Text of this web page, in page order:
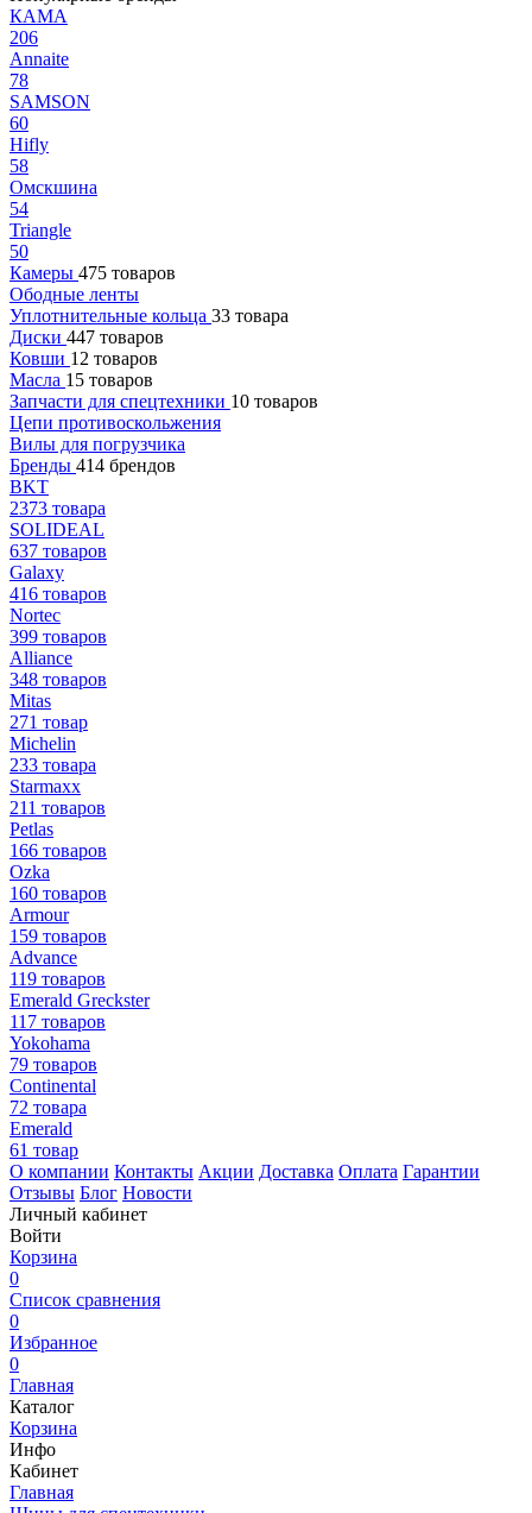
КАМА
206
Annaite
78
SAMSON
60
Hifly
58
Омскшина
54
Triangle
50
Камеры 475 товаров
Ободные ленты
Уплотнительные кольца 33 товара
Диски 447 товаров
Ковши 12 товаров
Масла 15 товаров
Запчасти для спецтехники 10 товаров
Цепи противоскольжения
Вилы для погрузчика
Бренды 414 брендов
BKT
2373 товара
SOLIDEAL
637 товаров
Galaxy
416 товаров
Nortec
399 товаров
Alliance
348 товаров
Mitas
271 товар
Michelin
233 товара
Starmaxx
211 товаров
Petlas
166 товаров
Ozka
160 товаров
Armour
159 товаров
Advance
119 товаров
Emerald Greckster
117 товаров
Yokohama
79 товаров
Continental
72 товара
Emerald
61 товар
О компании Контакты Акции Доставка Оплата Гарантии
Отзывы Блог Новости
Личный кабинет
Войти
Корзина
0
Список сравнения
0
Избранное
0
Главная
Каталог
Корзина
Инфо
Кабинет
Главная